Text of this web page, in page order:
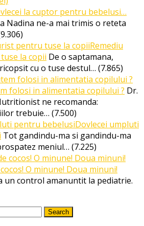
la cuptor pentru bebelusi…
Nadina ne-a mai trimis o reteta
Remediu
la copii De o saptamana,
cu o tuse destul… (7.865)
folosi in alimentatia copilului ? Dr.
ne recomanda:
trebuie… (7.500)
Dovlecei umpluti
Tot gandindu-ma si gandindu-ma
meniul… (7.225)
O minune! Doua minuni!
un control amanuntit la pediatrie.